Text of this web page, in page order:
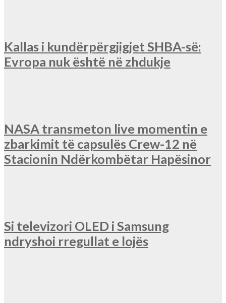
Kallas i kundërpërgjigjet SHBA-së:
Evropa nuk është në zhdukje
NASA transmeton live momentin e
zbarkimit të capsulës Crew-12 në
Stacionin Ndërkombëtar Hapësinor
Si televizori OLED i Samsung
ndryshoi rregullat e lojës